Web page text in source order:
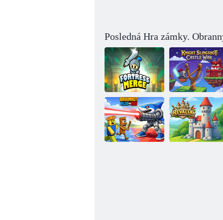
Posledná Hra zámky.
Pevnosť Merge
Knight's
Slingshot: Castle
War